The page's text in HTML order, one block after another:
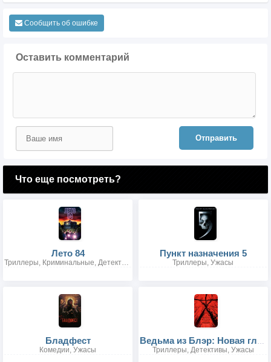
Сообщить об ошибке
Оставить комментарий
Отправить
Что еще посмотреть?
Лето 84
Триллеры, Криминальные, Детективы
Пункт назначения 5
Триллеры, Ужасы
Бладфест
Комедии, Ужасы
Ведьма из Блэр: Новая глава
Триллеры, Детективы, Ужасы